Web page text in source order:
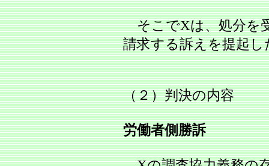
そこでXは、処分を
請求する訴えを提起し
（２）判決の内容
労働者側勝訴